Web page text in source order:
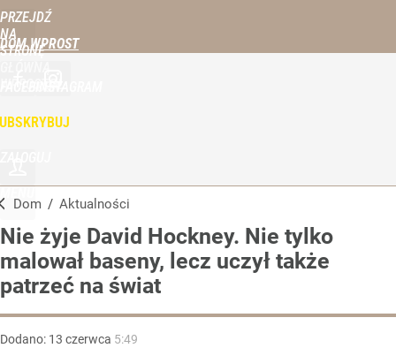
PRZEJDŹ
NA
STRONĘ
DOM WPROST
Dom / Aktualności
Nie żyje David Hockney. Nie tylko
malował baseny, lecz uczył także
patrzeć na świat
Dodano: 13 czerwca 5:49